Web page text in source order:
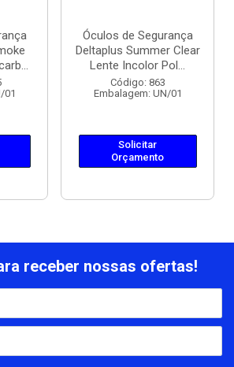
01
Óculos de Segurança
Deltaplus Summer Clear
Lente Incolor Pol...
Código: 863
Embalagem: UN/01
Solicitar
Orçamento
receber nossas ofertas!